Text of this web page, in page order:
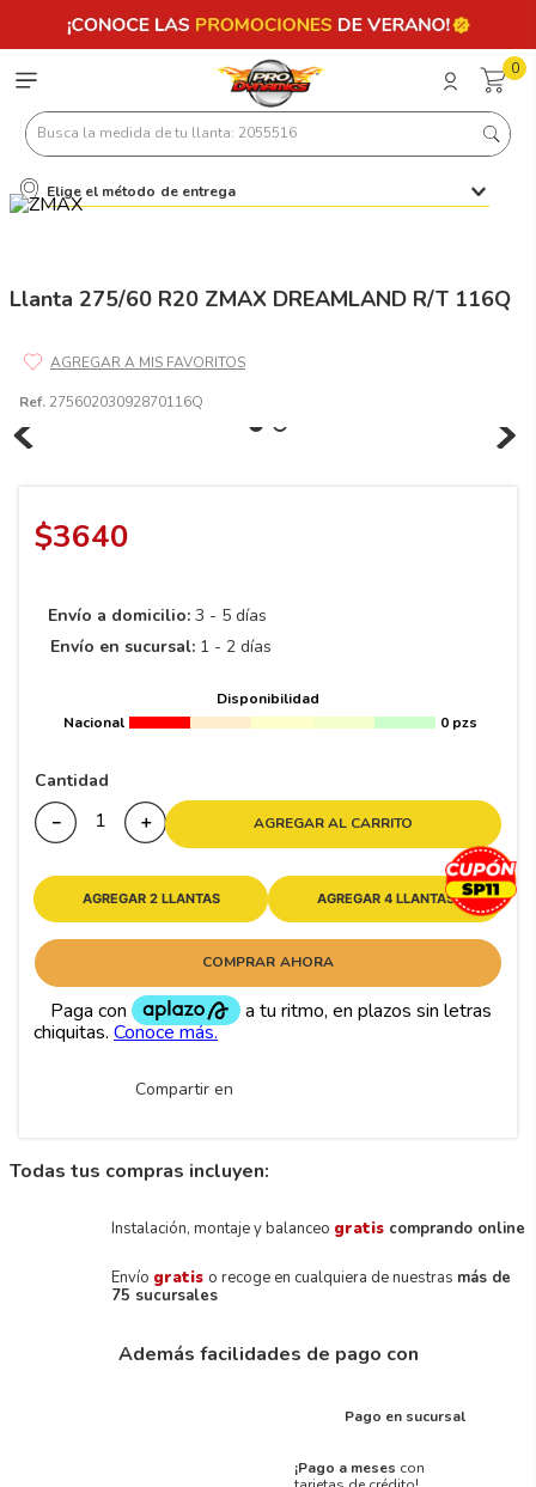
0
Busca la medida de tu llanta: 2055516
Elige el método de entrega
Llanta 275/60 R20 ZMAX DREAMLAND R/T 116Q
Ref. 27560203092870116Q
$3640
Envío a domicilio: 3 - 5 días
Envío en sucursal: 1 - 2 días
Disponibilidad
Nacional
0 pzs
Cantidad
＋
－ AGREGAR AL CARRITO
AGREGAR 2 LLANTAS AGREGAR 4 LLANTAS
COMPRAR AHORA
Compartir en
Todas tus compras incluyen:
Instalación, montaje y balanceo gratis comprando online
Envío gratis o recoge en cualquiera de nuestras más de
75 sucursales
Además facilidades de pago con
Pago en sucursal
¡Pago a meses con
Términos más buscados